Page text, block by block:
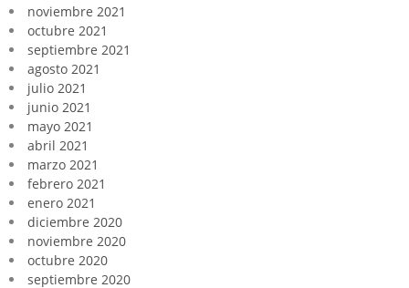
noviembre 2021
octubre 2021
septiembre 2021
agosto 2021
julio 2021
junio 2021
mayo 2021
abril 2021
marzo 2021
febrero 2021
enero 2021
diciembre 2020
noviembre 2020
octubre 2020
septiembre 2020